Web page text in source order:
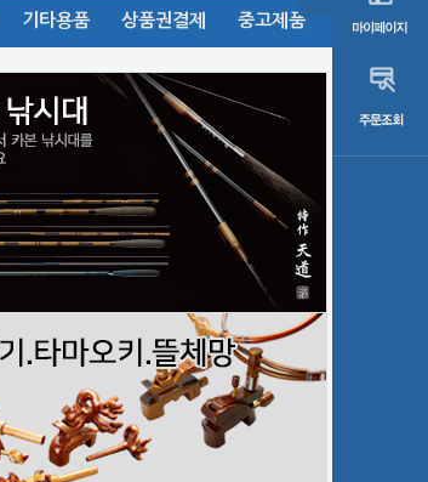
기타용품 상품권결제 중고제품